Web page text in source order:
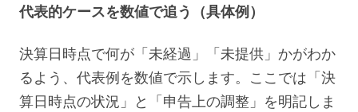
代表的ケースを数値で追う（具体例）
決算日時点で何が「未経過」「未提供」かがわか
るよう、代表例を数値で示します。ここでは「決
算日時点の状況」と「申告上の調整」を明記しま